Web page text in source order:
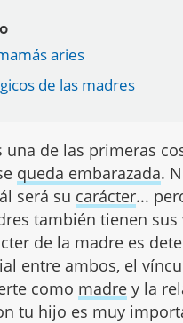
aries
de las madres
una de las primeras
queda embarazada.
será su carácter...
también tienen
de la madre es
entre ambos, el
como madre y la
tu hijo es muy